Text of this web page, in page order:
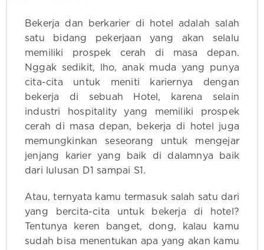
Bekerja dan berkarier di hotel adalah salah
satu bidang pekerjaan yang akan selalu
memiliki prospek cerah di masa depan.
Nggak sedikit, lho, anak muda yang punya
cita-cita untuk meniti kariernya dengan
bekerja di sebuah Hotel, karena selain
industri hospitality yang memiliki prospek
cerah di masa depan, bekerja di hotel juga
memungkinkan seseorang untuk mengejar
jenjang karier yang baik di dalamnya baik
dari lulusan D1 sampai S1.
Atau, ternyata kamu termasuk salah satu dari
yang bercita-cita untuk bekerja di hotel?
Tentunya keren banget, dong, kalau kamu
sudah bisa menentukan apa yang akan kamu